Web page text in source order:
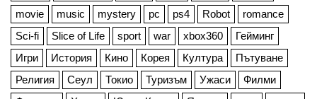
movie
music mystery pc ps4 Robot
romance
Sci-fi
Slice of Life sport war xbox360
Гейминг
Игри
История Кино Корея Култура
Пътуване
Религия
Сеул Токио Туризъм Ужаси
Филми